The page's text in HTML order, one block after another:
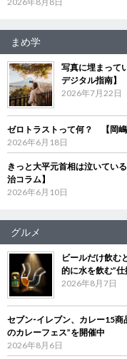
まめ学
写真に埋まって
デジタル指南】
2026年7月22日
ゼロトラストって何？ 【岡嶋
2026年6月18日
きっと大平元首相は泣いてい
治コラム】
2026年6月10日
グルメ
ビールだけ飲む
的に水を飲む”
2026年8月7日
セブン‐イレブン、カレー15
のカレーフェス”を開催中
2026年8月6日